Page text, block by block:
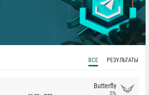
ВСЕ РЕЗУЛЬТАТЫ
Butterfly
0%